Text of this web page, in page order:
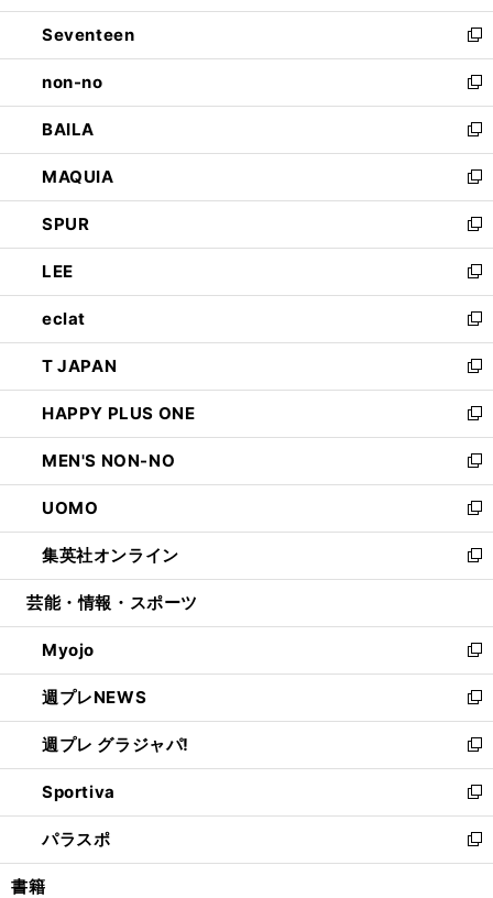
開
く
ウ
で
開
く
ン
ド
ウ
で
開
く
Seventeen
新
し
い
ウ
ィ
ン
ド
ウ
で
開
く
non-no
新
し
い
ウ
ィ
ン
ド
ウ
で
開
く
BAILA
新
し
い
ウ
ィ
ン
ド
ウ
で
開
く
MAQUIA
新
し
い
ウ
ィ
ン
ド
ウ
で
開
く
SPUR
新
し
い
ウ
ィ
ン
ド
ウ
で
開
く
LEE
新
し
い
ウ
ィ
ン
ド
ウ
で
開
く
eclat
新
し
い
ウ
ィ
ン
ド
ウ
で
開
く
T JAPAN
新
し
い
ウ
ィ
ン
ド
ウ
で
開
HAPPY PLUS ONE
新
し
い
ウ
ィ
ン
ド
ウ
開
く
MEN'S NON-NO
新
し
い
ウ
ィ
ン
ウ
で
開
く
UOMO
新
し
い
ウ
ン
ド
ウ
で
開
く
集英社オンライン
新
し
ウ
ィ
ン
ド
ウ
で
開
く
芸能・情報・スポーツ
Myojo
新
し
い
ウ
ィ
ン
ド
ウ
で
開
週プレNEWS
新
し
い
ウ
ィ
ン
ド
ウ
週プレ グラジャパ!
新
し
い
ウ
ィ
ン
Sportiva
新
し
い
ウ
パラスポ
新
し
書籍